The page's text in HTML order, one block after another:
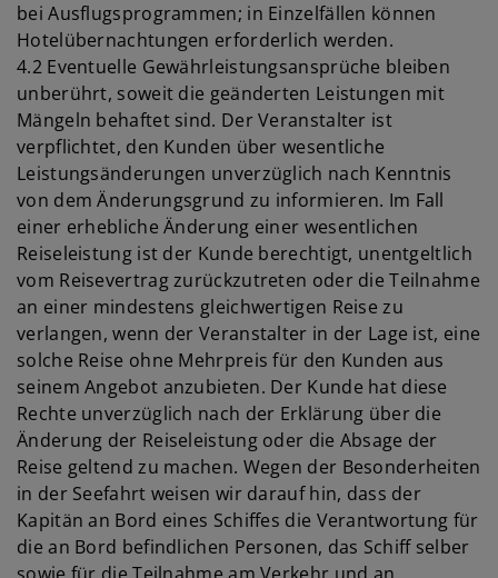
bei Ausflugsprogrammen; in Einzelfällen können
Hotelübernachtungen erforderlich werden.
4.2 Eventuelle Gewährleistungsansprüche bleiben
unberührt, soweit die geänderten Leistungen mit
Mängeln behaftet sind. Der Veranstalter ist
verpflichtet, den Kunden über wesentliche
Leistungsänderungen unverzüglich nach Kenntnis
von dem Änderungsgrund zu informieren. Im Fall
einer erhebliche Änderung einer wesentlichen
Reiseleistung ist der Kunde berechtigt, unentgeltlich
vom Reisevertrag zurückzutreten oder die Teilnahme
an einer mindestens gleichwertigen Reise zu
verlangen, wenn der Veranstalter in der Lage ist, eine
solche Reise ohne Mehrpreis für den Kunden aus
seinem Angebot anzubieten. Der Kunde hat diese
Rechte unverzüglich nach der Erklärung über die
Änderung der Reiseleistung oder die Absage der
Reise geltend zu machen. Wegen der Besonderheiten
in der Seefahrt weisen wir darauf hin, dass der
Kapitän an Bord eines Schiffes die Verantwortung für
die an Bord befindlichen Personen, das Schiff selber